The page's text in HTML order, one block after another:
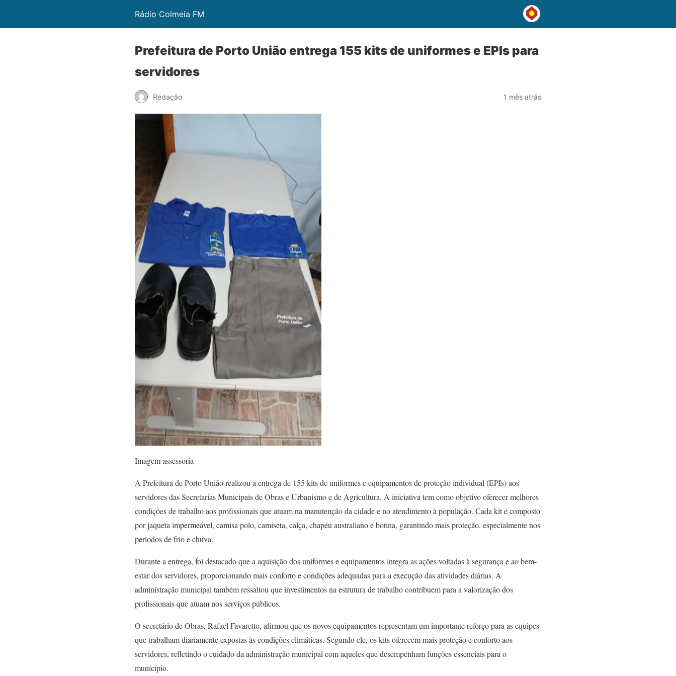
Rádio Colmeia FM
Prefeitura de Porto União entrega 155 kits de uniformes e EPIs para
servidores
Redação 1 mês atrás
Imagem assessoria
A Prefeitura de Porto União realizou a entrega de 155 kits de uniformes e equipamentos de proteção individual (EPIs) aos
servidores das Secretarias Municipais de Obras e Urbanismo e de Agricultura. A iniciativa tem como objetivo oferecer melhores
condições de trabalho aos profissionais que atuam na manutenção da cidade e no atendimento à população. Cada kit é composto
por jaqueta impermeável, camisa polo, camiseta, calça, chapéu australiano e botina, garantindo mais proteção, especialmente nos
períodos de frio e chuva.
Durante a entrega, foi destacado que a aquisição dos uniformes e equipamentos integra as ações voltadas à segurança e ao bem-
estar dos servidores, proporcionando mais conforto e condições adequadas para a execução das atividades diárias. A
administração municipal também ressaltou que investimentos na estrutura de trabalho contribuem para a valorização dos
profissionais que atuam nos serviços públicos.
O secretário de Obras, Rafael Favaretto, afirmou que os novos equipamentos representam um importante reforço para as equipes
que trabalham diariamente expostas às condições climáticas. Segundo ele, os kits oferecem mais proteção e conforto aos
servidores, refletindo o cuidado da administração municipal com aqueles que desempenham funções essenciais para o
município.